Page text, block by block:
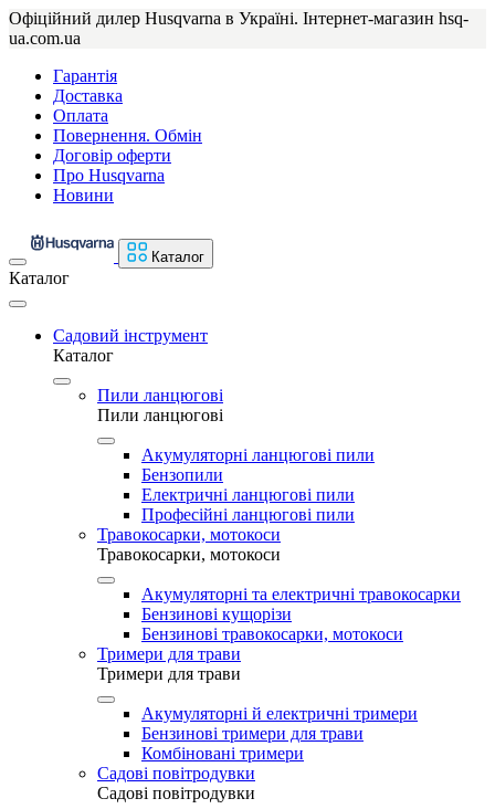
Офіційний дилер Husqvarna в Україні. Інтернет-магазин hsq-
ua.com.ua
Гарантія
Доставка
Оплата
Повернення. Обмін
Договір оферти
Про Husqvarna
Новини
Каталог
Каталог
Садовий інструмент
Каталог
Пили ланцюгові
Пили ланцюгові
Акумуляторні ланцюгові пили
Бензопили
Електричні ланцюгові пили
Професійні ланцюгові пили
Травокосарки, мотокоси
Травокосарки, мотокоси
Акумуляторні та електричні травокосарки
Бензинові кущорізи
Бензинові травокосарки, мотокоси
Тримери для трави
Тримери для трави
Акумуляторні й електричні тримери
Бензинові тримери для трави
Комбіновані тримери
Садові повітродувки
Садові повітродувки